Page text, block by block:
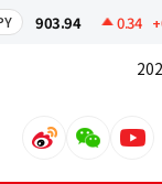
903.94 0.34
weiboweixin